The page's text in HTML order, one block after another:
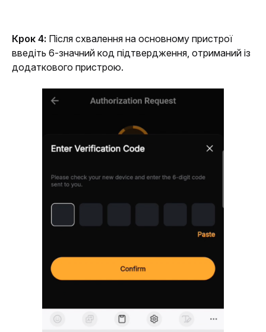
Крок 4: Після схвалення на основному пристрої
введіть 6-значний код підтвердження, отриманий із
додаткового пристрою.